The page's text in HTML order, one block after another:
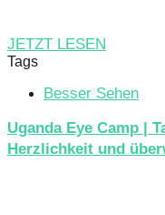
JETZT LESEN
Tags
Besser Sehen
Uganda Eye Camp |
Herzlichkeit und